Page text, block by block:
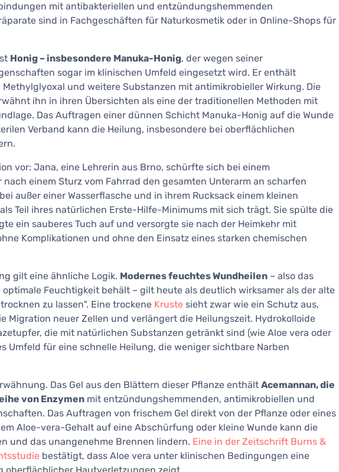
mit antibakteriellen und entzündungshemmenden
sind in Fachgeschäften für Naturkosmetik oder in Online-Shops für
Honig – insbesondere Manuka-Honig, der wegen seiner
sogar im klinischen Umfeld eingesetzt wird. Er enthält
und weitere Substanzen mit antimikrobieller Wirkung. Die
ihn in ihren Übersichten als eine der traditionellen Methoden mit
Das Auftragen einer dünnen Schicht Manuka-Honig auf die Wunde
Verband kann die Heilung, insbesondere bei oberflächlichen
vor: Jana, eine Lehrerin aus Brno, schürfte sich bei einem
einem Sturz vom Fahrrad den gesamten Unterarm an scharfen
außer einer Wasserflasche und in ihrem Rucksack einem kleinen
Teil ihres natürlichen Erste-Hilfe-Minimums mit sich trägt. Sie spülte die
ein sauberes Tuch auf und versorgte sie nach der Heimkehr mit
Komplikationen und ohne den Einsatz eines starken chemischen
gilt eine ähnliche Logik. Modernes feuchtes Wundheilen – also das
optimale Feuchtigkeit behält – gilt heute als deutlich wirksamer als der alte
zu lassen". Eine trockene Kruste sieht zwar wie ein Schutz aus,
Migration neuer Zellen und verlängert die Heilungszeit. Hydrokolloide
die mit natürlichen Substanzen getränkt sind (wie Aloe vera oder
Umfeld für eine schnelle Heilung, die weniger sichtbare Narben
Das Gel aus den Blättern dieser Pflanze enthält Acemannan, die
von Enzymen mit entzündungshemmenden, antimikrobiellen und
Das Auftragen von frischem Gel direkt von der Pflanze oder eines
Aloe-vera-Gehalt auf eine Abschürfung oder kleine Wunde kann die
und das unangenehme Brennen lindern. Eine in der Zeitschrift Burns &
bestätigt, dass Aloe vera unter klinischen Bedingungen eine